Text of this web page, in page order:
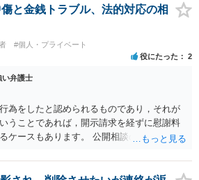
遅延する可能性がございます。 また、本件
スの保存期間の問題もございます。 開示請
が、それだけでは足りず、実務を踏まえた
です。
と金銭トラブル、法的対応の相
#個人・プライベート
役にたった 2
い弁護士
為をしたと認められるものであり，それが
うことであれば，開示請求を経ずに慰謝料
ケースもあります。 公開相談の場では回答
でしょう。